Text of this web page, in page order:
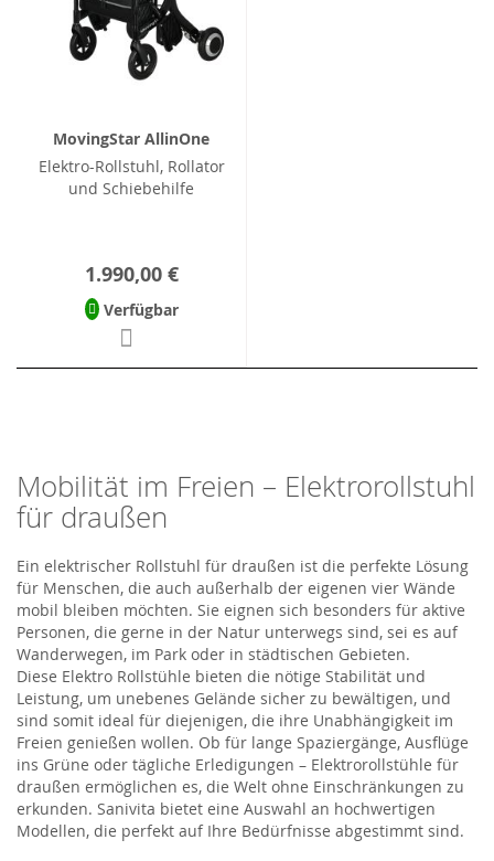
MovingStar AllinOne
Elektro-Rollstuhl, Rollator
und Schiebehilfe
1.990,00 €
Verfügbar
Mobilität im Freien – Elektrorollstuhl
für draußen
Ein elektrischer Rollstuhl für draußen ist die perfekte Lösung
für Menschen, die auch außerhalb der eigenen vier Wände
mobil bleiben möchten. Sie eignen sich besonders für aktive
Personen, die gerne in der Natur unterwegs sind, sei es auf
Wanderwegen, im Park oder in städtischen Gebieten.
Diese Elektro Rollstühle bieten die nötige Stabilität und
Leistung, um unebenes Gelände sicher zu bewältigen, und
sind somit ideal für diejenigen, die ihre Unabhängigkeit im
Freien genießen wollen. Ob für lange Spaziergänge, Ausflüge
ins Grüne oder tägliche Erledigungen – Elektrorollstühle für
draußen ermöglichen es, die Welt ohne Einschränkungen zu
erkunden. Sanivita bietet eine Auswahl an hochwertigen
Modellen, die perfekt auf Ihre Bedürfnisse abgestimmt sind.